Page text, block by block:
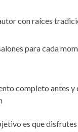
con raíces
para cada
completo antes y
es que disfrutes